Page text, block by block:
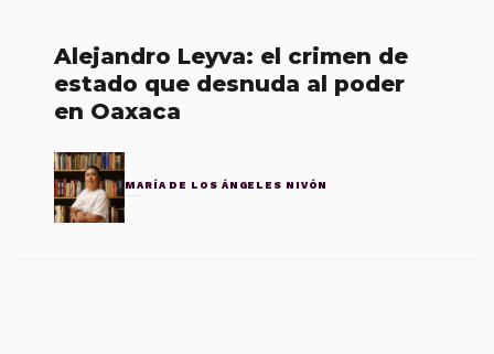
Alejandro Leyva: el crimen de
estado que desnuda al poder
en Oaxaca
MARÍA DE LOS ÁNGELES NIVÓN